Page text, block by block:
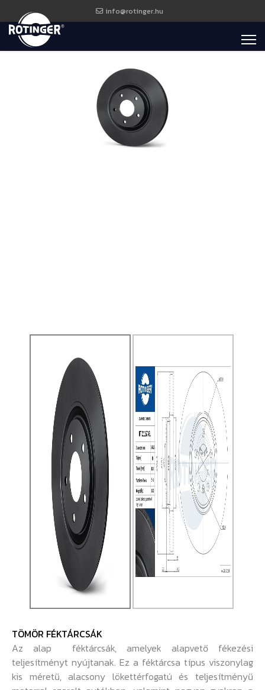
info@rotinger.hu
TÖMÖR FÉKTÁRCSÁK
Az alap féktárcsák, amelyek alapvető fékezési
teljesítményt nyújtanak. Ez a féktárcsa típus viszonylag
kis méretű, alacsony lökettérfogatú és teljesítményű